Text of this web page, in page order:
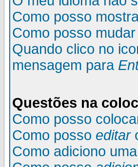
Como posso
Como posso
Quando clico no
mensagem para
Questões na
Como posso
Como posso editar
Como adiciono uma